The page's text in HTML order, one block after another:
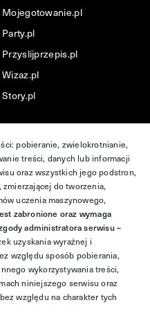
Mojegotowanie.pl
Party.pl
Przyslijprzepis.pl
Wizaz.pl
Story.pl
pobieranie, zwielokrotnianie,
treści, danych lub informacji
oraz wszystkich jego podstron,
do tworzenia,
uczenia maszynowego,
zabronione oraz wymaga
administratora serwisu –
uzyskania wyraźnej i
względu sposób pobierania,
wykorzystywania treści,
niniejszego serwisu oraz
względu na charakter tych